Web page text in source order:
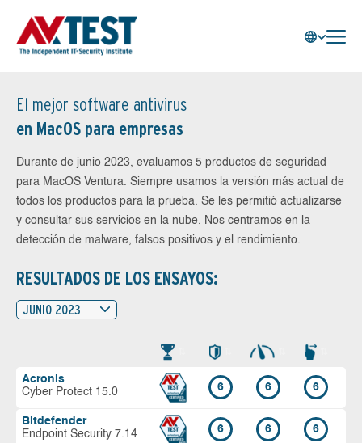
El mejor software antivirus
en MacOS para empresas
Durante de junio 2023, evaluamos 5 productos de seguridad
para MacOS Ventura. Siempre usamos la versión más actual de
todos los productos para la prueba. Se les permitió actualizarse
y consultar sus servicios en la nube. Nos centramos en la
detección de malware, falsos positivos y el rendimiento.
RESULTADOS DE LOS ENSAYOS:
JUNIO 2023
Acronis
Cyber Protect 15.0
6 6 6
Bitdefender
Endpoint Security 7.14
6 6 6